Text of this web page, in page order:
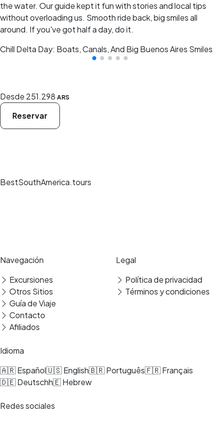
the water. Our guide kept it fun with stories and local tips
without overloading us. Smooth ride back, big smiles all
around. If you've got half a day, do it.
Chill Delta Day: Boats, Canals, And Big Buenos Aires Smiles
Desde 251.298 ARS
Reservar
BestSouthAmerica.tours
Navegación
Excursiones
Otros Sitios
Guía de Viaje
Contacto
Afiliados
Legal
Política de privacidad
Términos y condiciones
Idioma
🇦🇷 Español🇺🇸 English🇧🇷 Português🇫🇷 Français
🇩🇪 Deutschh🇪 Hebrew
Redes sociales